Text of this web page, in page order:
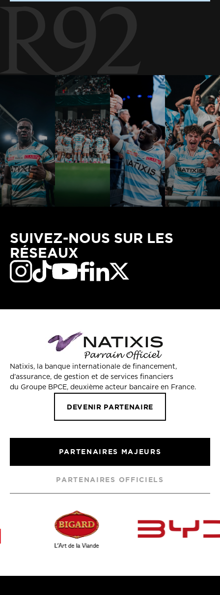
SUIVEZ-NOUS SUR LES
RÉSEAUX
Natixis, la banque internationale de financement,
d’assurance, de gestion et de services financiers
du Groupe BPCE, deuxième acteur bancaire en France.
DEVENIR PARTENAIRE
PARTENAIRES MAJEURS
PARTENAIRES OFFICIELS